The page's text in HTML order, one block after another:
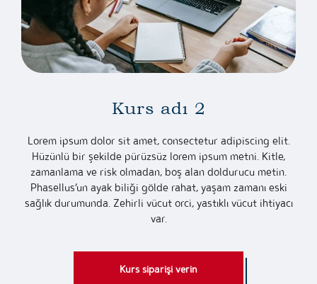
Kurs adı 2
Lorem ipsum dolor sit amet, consectetur adipiscing elit.
Hüzünlü bir şekilde pürüzsüz lorem ipsum metni. Kitle,
zamanlama ve risk olmadan, boş alan doldurucu metin.
Phasellus’un ayak biliği gölde rahat, yaşam zamanı eski
sağlık durumunda. Zehirli vücut orci, yastıklı vücut ihtiyacı
var.
Kurs siparişi verin